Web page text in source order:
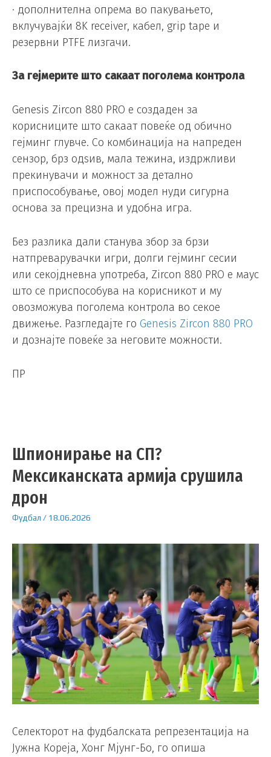
· дополнителна опрема во пакувањето,
вклучувајќи 8K receiver, кабел, grip tape и
резервни PTFE лизгачи.
За гејмерите што сакаат поголема контрола
Genesis Zircon 880 PRO е создаден за
корисниците што сакаат повеќе од обично
гејминг глувче. Со комбинација на напреден
сензор, брз одѕив, мала тежина, издржливи
прекинувачи и можност за детално
приспособување, овој модел нуди сигурна
основа за прецизна и удобна игра.
Без разлика дали станува збор за брзи
натпреварувачки игри, долги гејминг сесии
или секојдневна употреба, Zircon 880 PRO е маус
што се приспособува на корисникот и му
овозможува поголема контрола во секое
движење. Разгледајте го Genesis Zircon 880 PRO
и дознајте повеќе за неговите можности.
ПР
Шпионирање на СП?
Мексиканската армија срушила
дрон
Фудбал / 18.06.2026
Селекторот на фудбалската репрезентација на
Јужна Кореја, Хонг Мјунг-Бо, го опиша